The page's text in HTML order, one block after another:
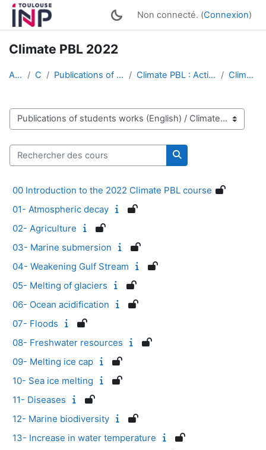
Passer au contenu principal
Non connecté. (Connexion)
Climate PBL 2022
Accueil Cours Publications of students works (English) Climate PBL : Active Multimedia Conferences Climate PBL 2022
Catégories de cours
Rechercher des cours
Rechercher des
00 Introduction to the 2022 Climate PBL course
01- Atmospheric decay
02- Agriculture
03- Marine submersion
04- Weakening Gulf Stream
05- Melting of glaciers
06- Ocean acidification
07- Floods
08- Freshwater resources
09- Melting ice cap
10- Sea ice melting
11- Diseases
12- Marine biodiversity
13- Increase in water temperature